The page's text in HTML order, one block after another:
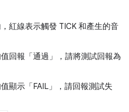
紅線表示觸發 TICK 和產生的音
回報「通過」，請將測試回報為
顯示「FAIL」，請回報測試失